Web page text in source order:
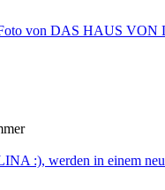
von DAS HAUS VON
:), werden in einem